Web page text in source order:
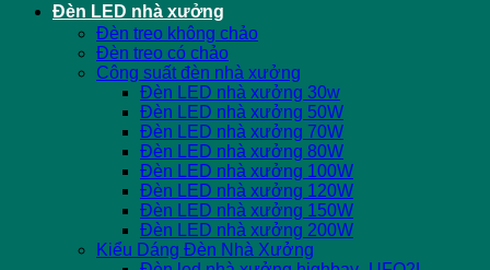
Đèn LED nhà xưởng
Đèn treo không chảo
Đèn treo có chảo
Công suất đèn nhà xưởng
Đèn LED nhà xưởng 30w
Đèn LED nhà xưởng 50W
Đèn LED nhà xưởng 70W
Đèn LED nhà xưởng 80W
Đèn LED nhà xưởng 100W
Đèn LED nhà xưởng 120W
Đèn LED nhà xưởng 150W
Đèn LED nhà xưởng 200W
Kiểu Dáng Đèn Nhà Xưởng